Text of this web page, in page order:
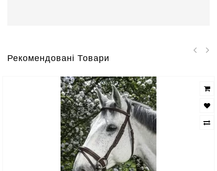
Рекомендовані Товари